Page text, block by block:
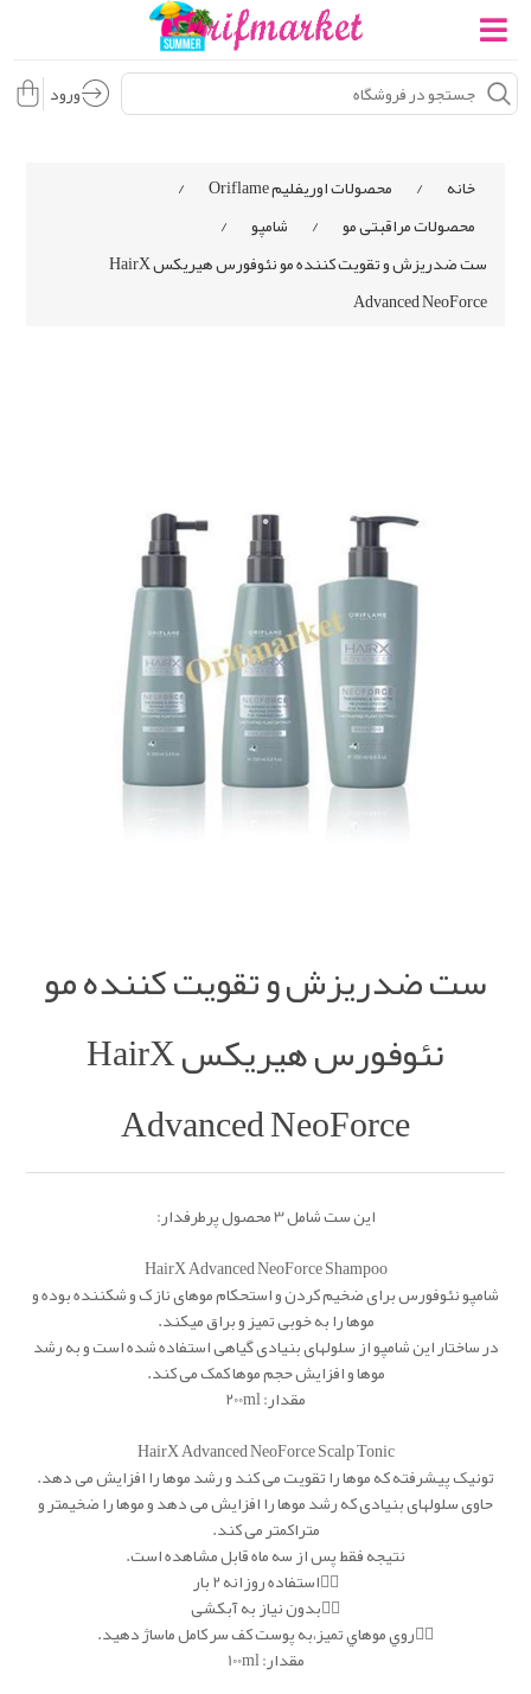
ورود
خانه / محصولات اوریفلیم Oriflame
/
محصولات مراقبتی مو
/ شامپو
/
ست ضدریزش و تقویت کننده مو نئوفورس هیریکس HairX
Advanced NeoForce
ست ضدریزش و تقویت کننده مو
نئوفورس هیریکس HairX
Advanced NeoForce
این ست شامل 3 محصول پرطرفدار:
HairX Advanced NeoForce Shampoo
شامپو نئوفورس برای ضخیم کردن و استحکام موهای نازک و شکننده بوده و
موها را به خوبی تمیز و براق میکند.
در ساختار این شامپو از سلولهای بنیادی گیاهی استفاده شده است و به رشد
موها و افزایش حجم موها کمک می کند.
مقدار: 200ml
HairX Advanced NeoForce Scalp Tonic
تونیک پیشرفته که موها را تقویت می کند و رشد موها را افزایش می دهد.
حاوی سلولهای بنیادی که رشد موها را افزایش می دهد و موها را ضخیمتر و
متراکمتر می کند.
نتیجه فقط پس از سه ماه قابل مشاهده است.
👈🏿استفاده روزانه 2 بار
👈🏿بدون نیاز به آبکشی
👈🏿روي موهاي تميز،به پوست كف سر كامل ماساژ دهيد.
مقدار: 100ml